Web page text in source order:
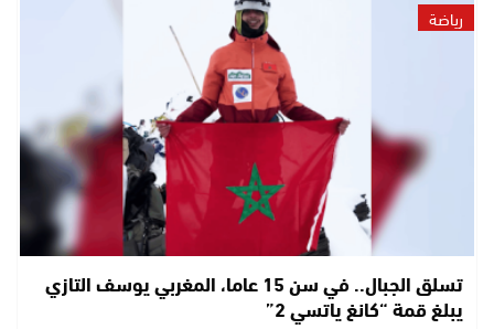
رياضة
تسلق الجبال.. في سن 15 عاما، المغربي يوسف التازي
يبلغ قمة “كانغ ياتسي 2”